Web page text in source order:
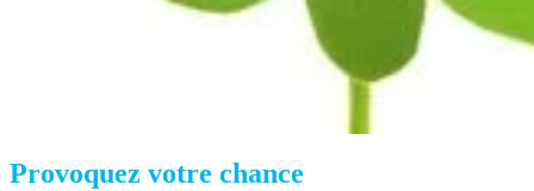
Provoquez votre chance